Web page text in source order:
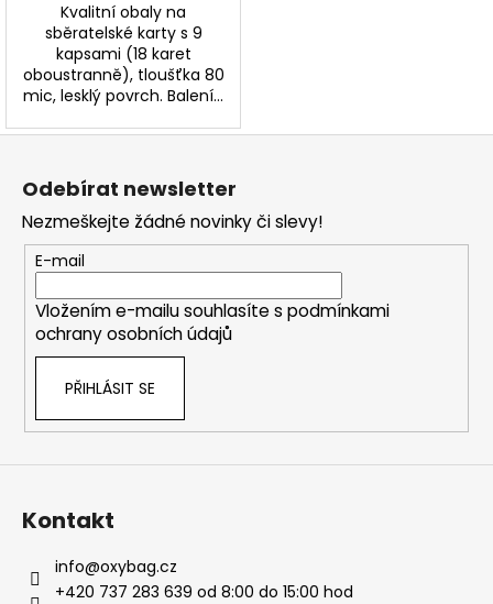
Kvalitní obaly na
sběratelské karty s 9
kapsami (18 karet
oboustranně), tloušťka 80
mic, lesklý povrch. Balení...
Z
Odebírat newsletter
Nezmeškejte žádné novinky či slevy!
E-mail
Vložením e-mailu souhlasíte s podmínkami
ochrany osobních údajů
PŘIHLÁSIT SE
Kontakt
info@oxybag.cz
+420 737 283 639 od 8:00 do 15:00 hod